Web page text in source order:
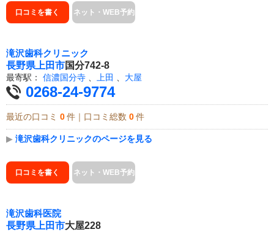
口コミを書く ネット・WEB予約
滝沢歯科クリニック
長野県 上田市国分742-8
最寄駅： 信濃国分寺 上田 大屋
0268-24-9774
最近の口コミ 0 件｜口コミ総数 0 件
▶ 滝沢歯科クリニックのページを見る
口コミを書く ネット・WEB予約
滝沢歯科医院
長野県 上田市大屋228